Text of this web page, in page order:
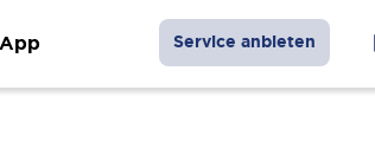
App Service anbieten